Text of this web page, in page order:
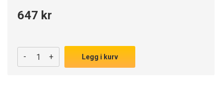
647 kr
- + Legg i kurv